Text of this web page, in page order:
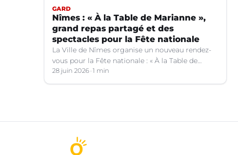
GARD
Nîmes : « À la Table de Marianne »,
grand repas partagé et des
spectacles pour la Fête nationale
La Ville de Nîmes organise un nouveau rendez-
vous pour la Fête nationale : « À la Table de
Marianne », le 13 juillet prochain.
28 juin 2026 1 min